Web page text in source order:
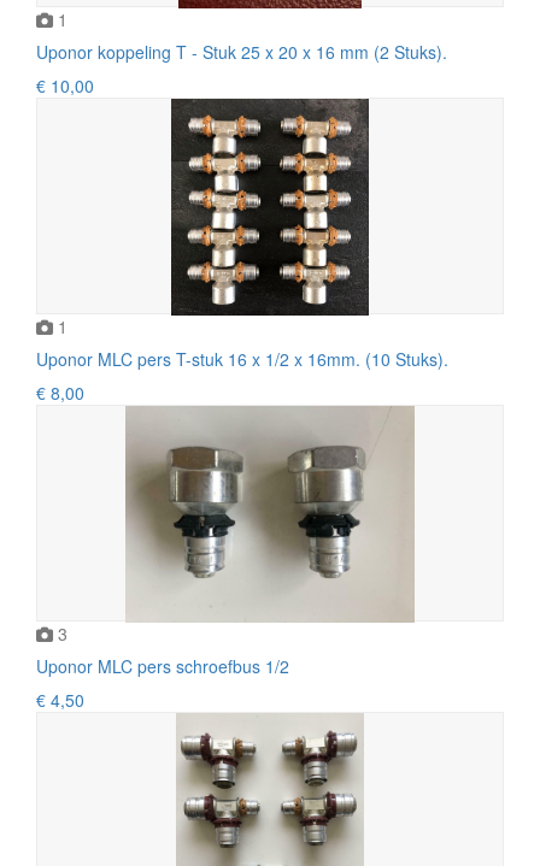
1
Uponor koppeling T - Stuk 25 x 20 x 16 mm (2 Stuks).
€ 10,00
1
Uponor MLC pers T-stuk 16 x 1/2 x 16mm. (10 Stuks).
€ 8,00
3
Uponor MLC pers schroefbus 1/2
€ 4,50